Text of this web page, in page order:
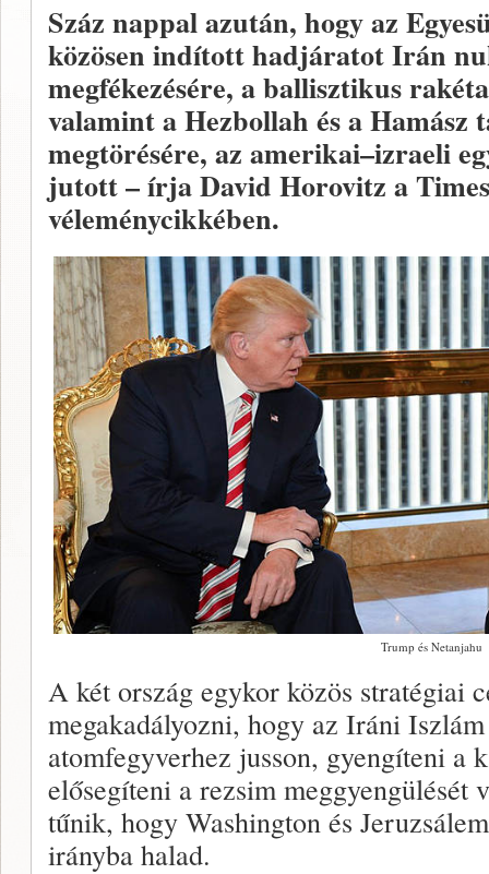
Száz nappal azután, hogy az
közösen indított hadjáratot Irán
megfékezésére, a ballisztikus
valamint a Hezbollah és a Hamász
megtörésére, az amerikai–izraeli
jutott – írja David Horovitz a
véleménycikkében.
Trump és Netanjahu
A két ország egykor közös stratégiai
megakadályozni, hogy az Iráni
atomfegyverhez jusson, gyengíteni a
elősegíteni a rezsim meggyengülését
tűnik, hogy Washington és
irányba halad.